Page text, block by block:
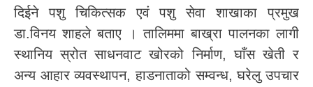
दिईने पशु चिकित्सक एवं पशु सेवा शाखाका प्रमुख
डा.विनय शाहले बताए । तालिममा बाख्रा पालनका लागी
स्थानिय स्रोत साधनवाट खोरको निर्माण, घाँस खेती र
अन्य आहार व्यवस्थापन, हाडनाताको सम्वन्ध, घरेलु उपचार